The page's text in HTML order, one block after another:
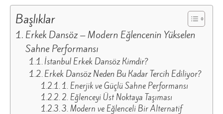
Başlıklar
Erkek Dansöz – Modern Eğlencenin Yükselen
Sahne Performansı
İstanbul Erkek Dansöz Kimdir?
Erkek Dansöz Neden Bu Kadar Tercih Ediliyor?
1. Enerjik ve Güçlü Sahne Performansı
2. Eğlenceyi Üst Noktaya Taşıması
3. Modern ve Eğlenceli Bir Alternatif